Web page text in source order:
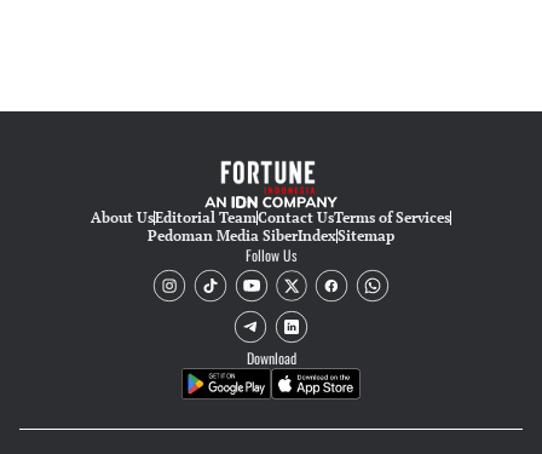
About UsEditorial TeamContact UsTerms of Services
Pedoman Media SiberIndexSitemap
Follow Us
Download